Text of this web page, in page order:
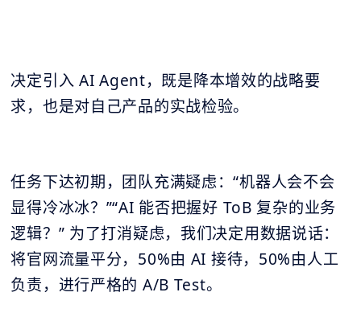
决定引入 AI Agent，既是降本增效的战略要
求，也是对自己产品的实战检验。
任务下达初期，团队充满疑虑：“机器人会不会
显得冷冰冰？”“AI 能否把握好 ToB 复杂的业务
逻辑？” 为了打消疑虑，我们决定用数据说话：
将官网流量平分，50%由 AI 接待，50%由人工
负责，进行严格的 A/B Test。